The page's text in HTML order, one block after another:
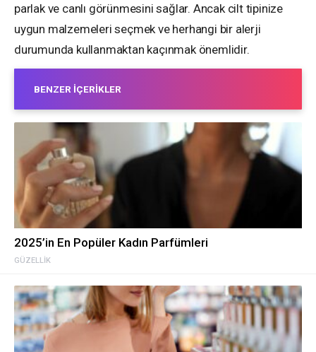
parlak ve canlı görünmesini sağlar. Ancak cilt tipinize
uygun malzemeleri seçmek ve herhangi bir alerji
durumunda kullanmaktan kaçınmak önemlidir.
BENZER İÇERIKLER
GÜZELLIK
2025’in En Popüler Kadın Parfümleri